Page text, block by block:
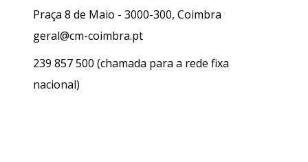
Praça 8 de Maio - 3000-300, Coimbra
geral@cm-coimbra.pt
239 857 500 (chamada para a rede fixa
nacional)